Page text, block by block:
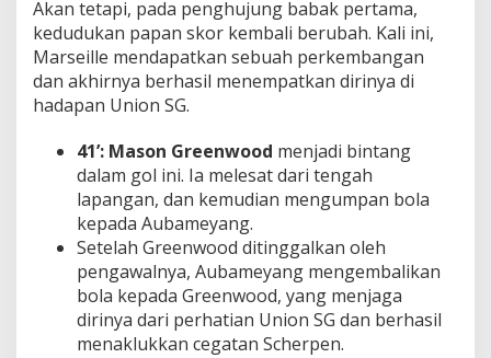
Akan tetapi, pada penghujung babak pertama,
kedudukan papan skor kembali berubah. Kali ini,
Marseille mendapatkan sebuah perkembangan
dan akhirnya berhasil menempatkan dirinya di
hadapan Union SG.
41’: Mason Greenwood menjadi bintang
dalam gol ini. Ia melesat dari tengah
lapangan, dan kemudian mengumpan bola
kepada Aubameyang.
Setelah Greenwood ditinggalkan oleh
pengawalnya, Aubameyang mengembalikan
bola kepada Greenwood, yang menjaga
dirinya dari perhatian Union SG dan berhasil
menaklukkan cegatan Scherpen.